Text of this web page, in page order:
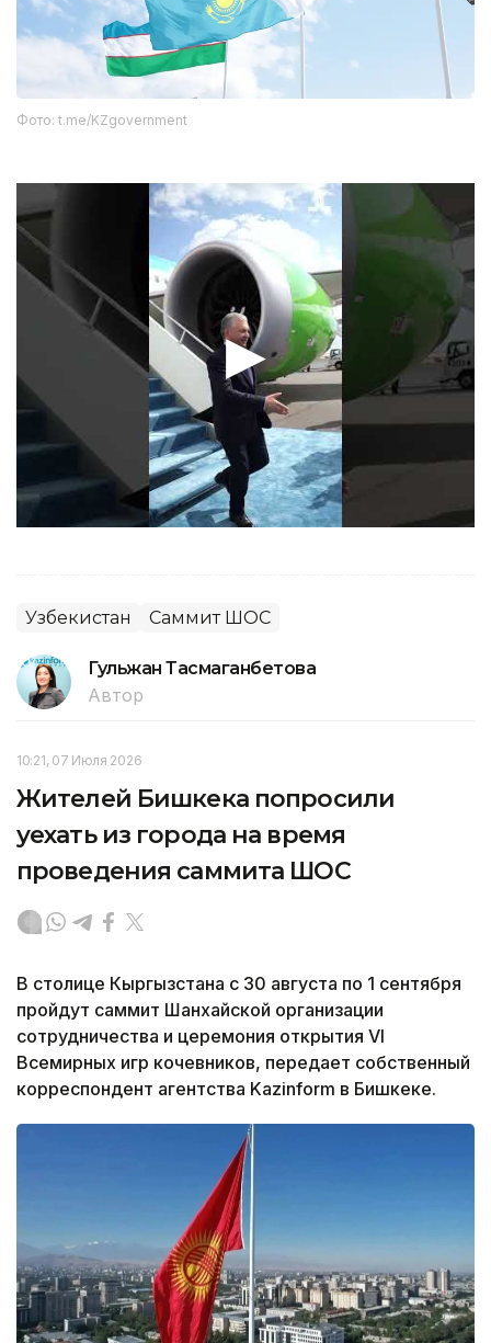
Фото: t.me/KZgovernment
Узбекистан Саммит ШОС
Гульжан Тасмаганбетова
Автор
10:21, 07 Июля 2026
Жителей Бишкека попросили
уехать из города на время
проведения саммита ШОС
В столице Кыргызстана с 30 августа по 1 сентября
пройдут саммит Шанхайской организации
сотрудничества и церемония открытия VI
Всемирных игр кочевников, передает собственный
корреспондент агентства Kazinform в Бишкеке.